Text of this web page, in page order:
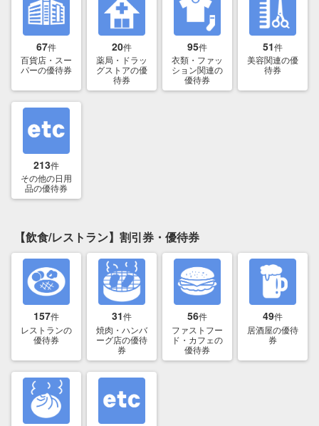
67件
百貨店・スー
パーの優待券
20件
薬局・ドラッ
グストアの優
待券
95件
衣類・ファッ
ション関連の
優待券
51件
美容関連の優
待券
213件
その他の日用
品の優待券
【飲食/レストラン】割引券・優待券
157件
レストランの
優待券
31件
焼肉・ハンバ
ーグ店の優待
券
56件
ファストフー
ド・カフェの
優待券
49件
居酒屋の優待
券